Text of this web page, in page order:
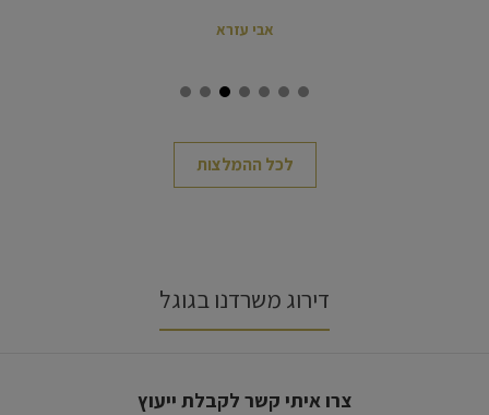
אבי עזרא
לכל ההמלצות
דירוג משרדנו בגוגל
צרו איתי קשר לקבלת ייעוץ